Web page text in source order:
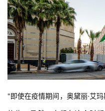
"即使在疫情期间，奥黛丽·艾